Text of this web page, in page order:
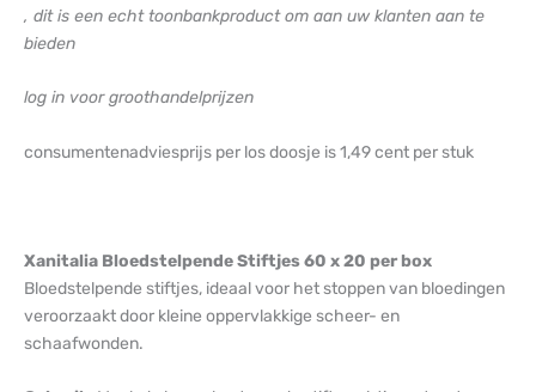
, dit is een echt toonbankproduct om aan uw klanten aan te
bieden
log in voor groothandelprijzen
consumentenadviesprijs per los doosje is 1,49 cent per stuk
Xanitalia Bloedstelpende Stiftjes 60 x 20 per box
Bloedstelpende stiftjes, ideaal voor het stoppen van bloedingen
veroorzaakt door kleine oppervlakkige scheer- en
schaafwonden.